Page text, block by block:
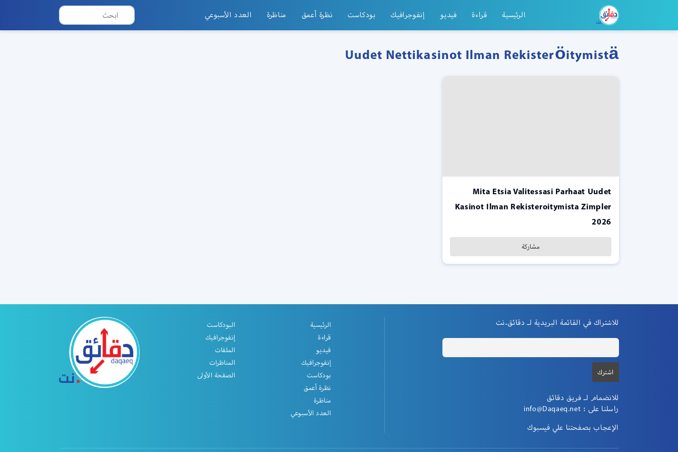
الرئيسية قراءة فيديو إنفوجرافيك بودكاست نظرة أعمق مناظرة العدد الأسبوعي
Uudet Nettikasinot Ilman Rekisteröitymistä
Mita Etsia Valitessasi Parhaat Uudet
Kasinot Ilman Rekisteroitymista Zimpler
2026
مشاركة
للاشتراك في القائمة البريدية لـ دقائق.نت
للانضمام لـ فريق دقائق
راسلنا على : info@Daqaeq.net
الإعجاب بصفحتنا علي فيسبوك
الرئيسية
قراءة
فيديو
إنفوجرافيك
بودكاست
نظرة أعمق
مناظرة
العدد الأسبوعي
البودكاست
إنفوجرافيك
الملفات
المناظرات
الصفحة الأولى